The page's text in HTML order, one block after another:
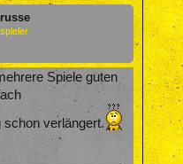
Spiele guten
schon verlängert.